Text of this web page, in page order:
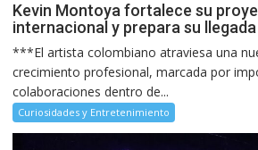
Kevin Montoya fortalece su
internacional y prepara su
***El artista colombiano atraviesa una
crecimiento profesional, marcada por
colaboraciones dentro de...
Curiosidades y Entretenimiento